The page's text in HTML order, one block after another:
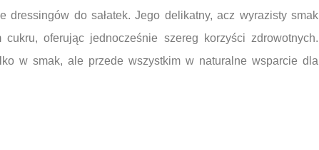
dressingów do sałatek. Jego delikatny, acz wyrazisty smak
oferując jednocześnie szereg korzyści zdrowotnych.
w smak, ale przede wszystkim w naturalne wsparcie dla